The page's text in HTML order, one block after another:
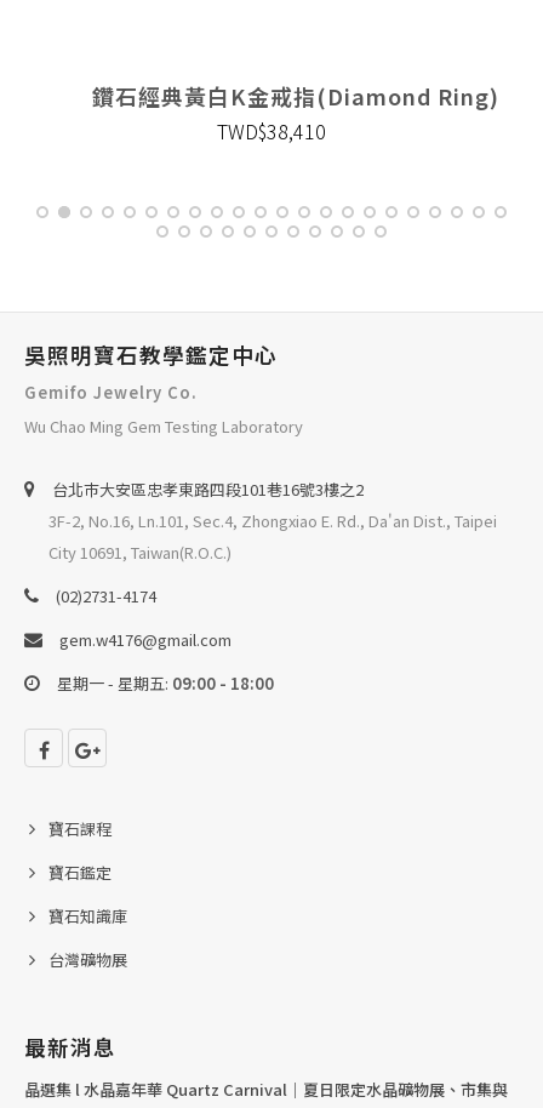
鑽石經典黃白K金戒指(Diamond Ring)
TWD$38,410
吳照明寶石教學鑑定中心
Gemifo Jewelry Co.
Wu Chao Ming Gem Testing Laboratory
台北巿大安區忠孝東路四段101巷16號3樓之2
3F-2, No.16, Ln.101, Sec.4, Zhongxiao E. Rd., Da'an Dist., Taipei
City 10691, Taiwan(R.O.C.)
(02)2731-4174
gem.w4176@gmail.com
星期一 - 星期五: 09:00 - 18:00
寶石課程
寶石鑑定
寶石知識庫
台灣礦物展
最新消息
晶選集 l 水晶嘉年華 Quartz Carnival｜夏日限定水晶礦物展、市集與